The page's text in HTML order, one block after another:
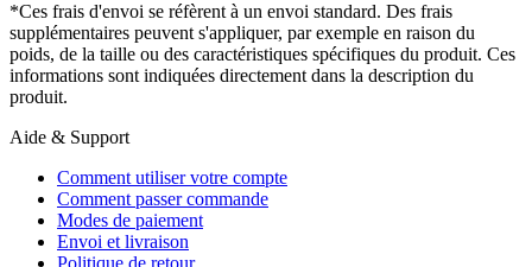
*Ces frais d'envoi se réfèrent à un envoi standard. Des frais
supplémentaires peuvent s'appliquer, par exemple en raison du
poids, de la taille ou des caractéristiques spécifiques du produit. Ces
informations sont indiquées directement dans la description du
produit.
Aide & Support
Comment utiliser votre compte
Comment passer commande
Modes de paiement
Envoi et livraison